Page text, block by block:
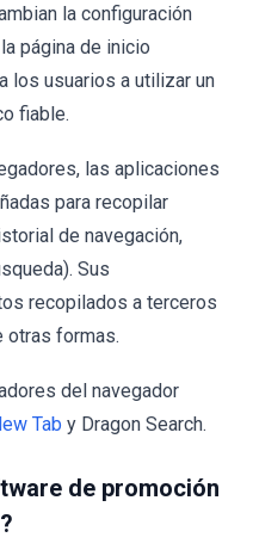
la configuración
página de inicio
los usuarios a utilizar un
fiable.
las aplicaciones
para recopilar
de navegación,
Sus
recopilados a terceros
otras formas.
del navegador
Tab y Dragon Search.
de promoción